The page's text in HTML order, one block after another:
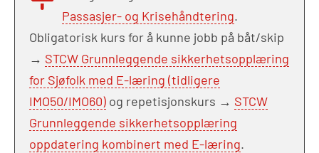
Passasjer- og Krisehåndtering.
Obligatorisk kurs for å kunne jobb på båt/skip
→ STCW Grunnleggende sikkerhetsopplæring
for Sjøfolk med E-læring (tidligere
IMO50/IMO60) og repetisjonskurs → STCW
Grunnleggende sikkerhetsopplæring
oppdatering kombinert med E-læring.